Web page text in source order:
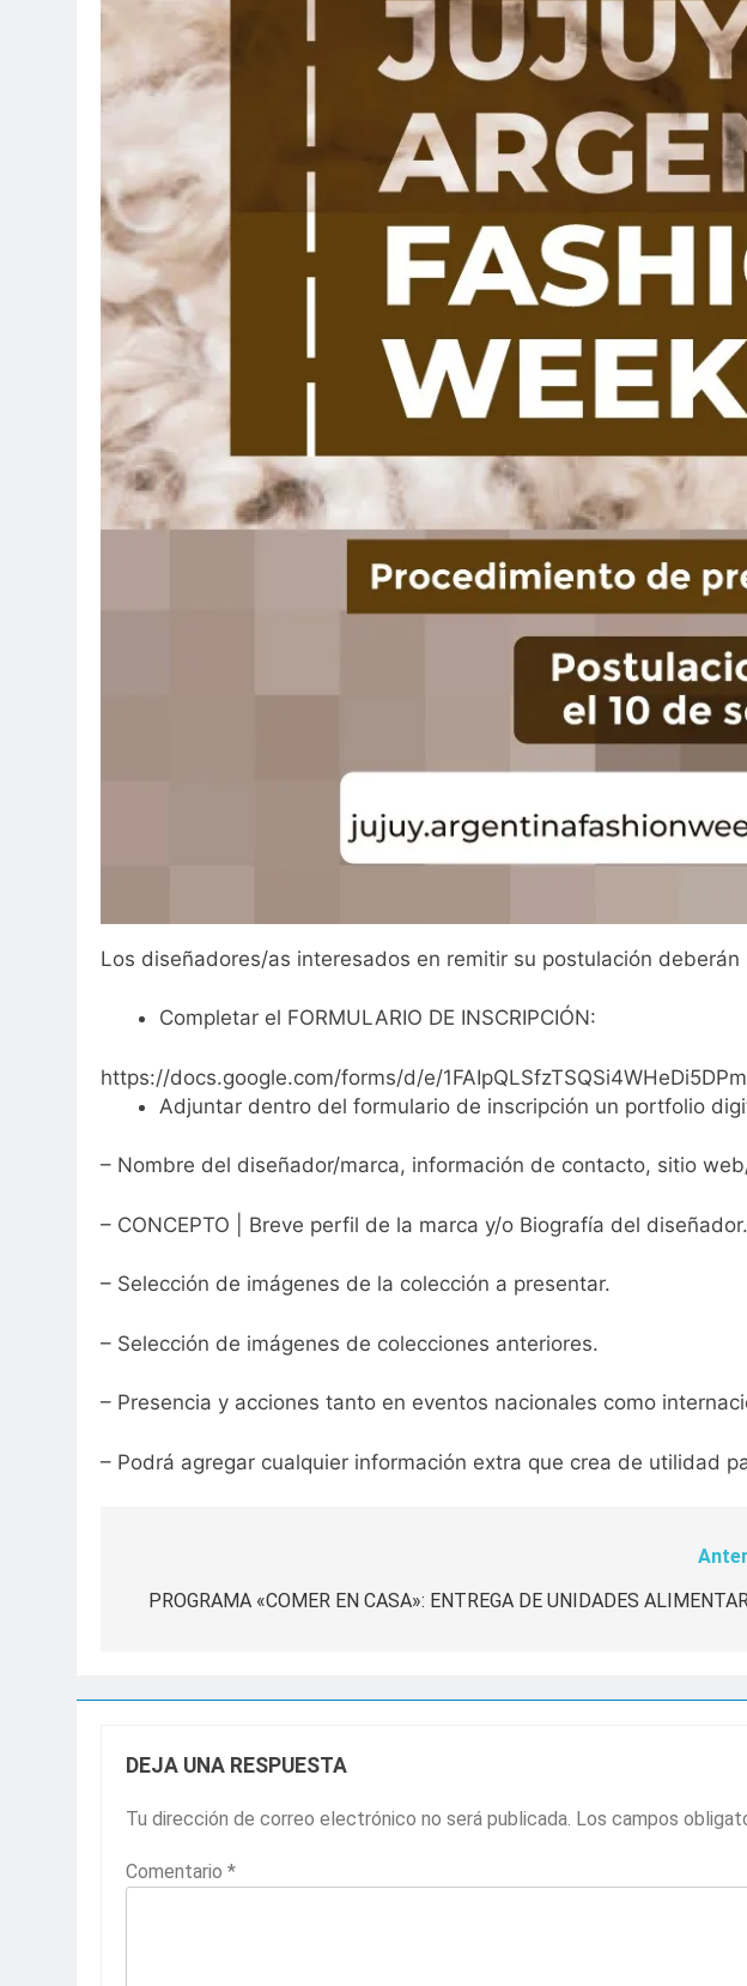
Los diseñadores/as interesados en remitir su postulación
Completar el FORMULARIO DE INSCRIPCIÓN:
https://docs.google.com/forms/d/e/
Adjuntar dentro del formulario de inscripción un portfolio
– Nombre del diseñador/marca, información de contacto, sitio
– CONCEPTO | Breve perfil de la marca y/o Biografía del diseñador.
– Selección de imágenes de la colección a presentar.
– Selección de imágenes de colecciones anteriores.
– Presencia y acciones tanto en eventos nacionales como
– Podrá agregar cualquier información extra que crea de utilidad
dePROGRAMA «COMER EN CASA»: ENTREGA DE UNIDADES
DEJA UNA RESPUESTA
Tu dirección de correo electrónico no será publicada. Los campos
Comentario *